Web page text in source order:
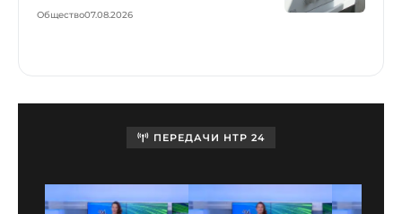
Общество07.08.2026
ПЕРЕДАЧИ НТР 24